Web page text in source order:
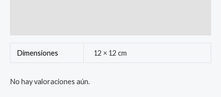
Dimensiones 12 × 12 cm
No hay valoraciones aún.